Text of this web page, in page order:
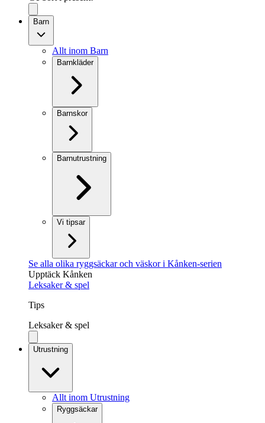
Barn
Allt inom Barn
Barnkläder
Barnskor
Barnutrustning
Vi tipsar
Se alla olika ryggsäckar och väskor i Kånken-serien
Upptäck Kånken
Leksaker & spel
Tips
Leksaker & spel
Utrustning
Allt inom Utrustning
Ryggsäckar